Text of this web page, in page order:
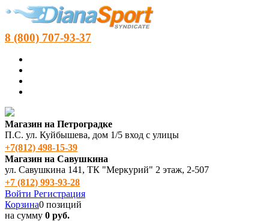
8 (800) 707-93-37
Магазин на Петроградке
П.С. ул. Куйбышева, дом 1/5 вход с улицы
+7(812) 498‑15-39
Магазин на Савушкина
ул. Савушкина 141, ТК "Меркурий" 2 этаж, 2-507
+7 (812) 993-93-28
Войти Регистрация
Корзина0 позиций
на сумму 0 руб.